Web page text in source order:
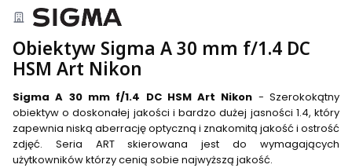
Obiektyw Sigma A 30 mm f/1.4 DC
HSM Art Nikon
Sigma A 30 mm f/1.4 DC HSM Art Nikon - Szerokokątny
obiektyw o doskonałej jakości i bardzo dużej jasności 1.4, który
zapewnia niską aberrację optyczną i znakomitą jakość i ostrość
zdjęć. Seria ART skierowana jest do wymagających
użytkowników którzy cenią sobie najwyższą jakość.